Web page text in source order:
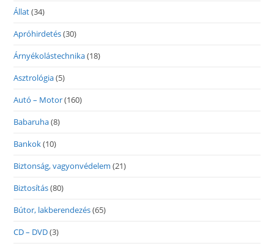
Állat(34)
Apróhirdetés(30)
Árnyékolástechnika(18)
Asztrológia(5)
Autó – Motor(160)
Babaruha(8)
Bankok(10)
Biztonság, vagyonvédelem (21)
Biztosítás(80)
Bútor, lakberendezés(65)
CD – DVD(3)